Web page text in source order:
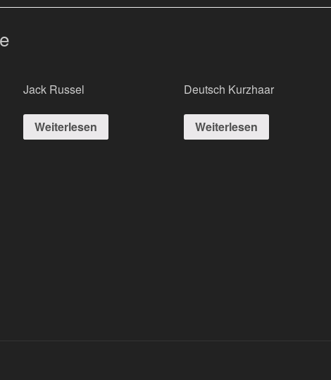
Jack Russel
Weiterlesen
Deutsch Kurzhaar
Weiterlesen